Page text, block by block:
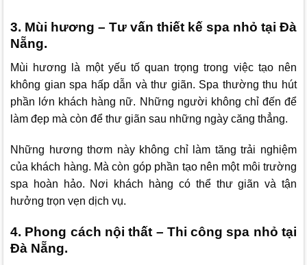
3. Mùi hương – Tư vấn thiết kế spa nhỏ tại Đà
Nẵng.
Mùi hương là một yếu tố quan trọng trong việc tạo nên
không gian spa hấp dẫn và thư giãn. Spa thường thu hút
phần lớn khách hàng nữ. Những người không chỉ đến để
làm đẹp mà còn để thư giãn sau những ngày căng thẳng.
Những hương thơm này không chỉ làm tăng trải nghiệm
của khách hàng. Mà còn góp phần tạo nên một môi trường
spa hoàn hảo. Nơi khách hàng có thể thư giãn và tận
hưởng trọn vẹn dịch vụ.
4. Phong cách nội thất – Thi công spa nhỏ tại
Đà Nẵng.